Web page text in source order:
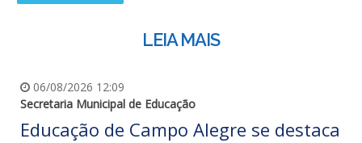
LEIA MAIS
06/08/2026 12:09
Secretaria Municipal de Educação
Educação de Campo Alegre se destaca